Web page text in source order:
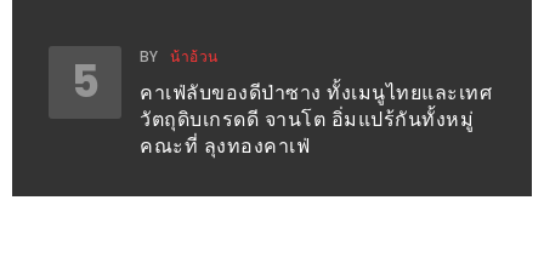
ไม่
บาน
ปลาย
เกิน
5 BY น้าอ้วน
คาเฟ่ลับของดีป่าซาง ทั้งเมนูไทยและเทศ
วัตถุดิบเกรดดี จานโต อิ่มแปร้กันทั้งหมู่
คณะที่ ลุงทองคาเฟ่